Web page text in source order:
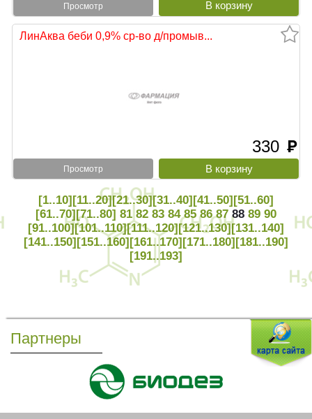
Просмотр
ЛинАква беби 0,9% ср-во д/промыв...
330 руб
Просмотр
[1..10] [11..20][21..30][31..40] [41..50] [51..60]
[61..70] [71..80] 81 82 83 84 85 86 87 88 89 90
[91..100][101..110][111..120][121..130][131..140]
[141..150] [151..160] [161..170] [171..180] [181..190]
[191..193]
Партнеры